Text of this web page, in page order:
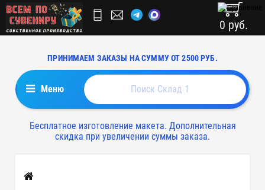
ПРИНИМАЕМ ЗАКАЗЫ НА СУММУ ОТ 2500 РУБ.
0 руб.
Меню
Бесплатное изготовление макета. Дополнительная
скидка при увеличении суммы заказа.
Главная